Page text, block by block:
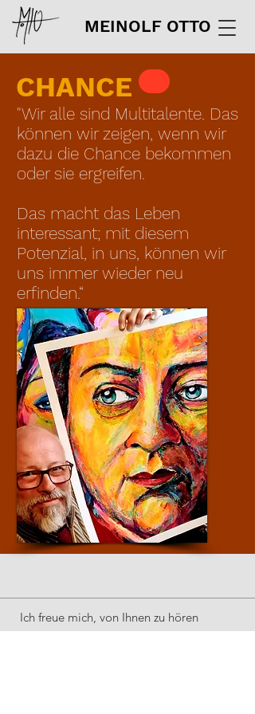
MEINOLF OTTO
CHANCE
"Wir alle sind Multitalente. Das
können wir zeigen, wenn wir
dazu die Chance bekommen
oder sie ergreifen.
Das macht das Leben
interessant; mit diesem
Potenzial, in uns, können wir
uns immer wieder neu
erfinden.“
Ich freue mich, von Ihnen zu hören